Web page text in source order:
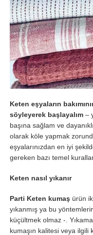
Keten eşyaların
söyleyerek başlayalım –
başına sağlam ve
olarak köle yapmak
eşyalarınızdan en iyi
gereken bazı temel
Keten nasıl yıkanır
Parti Keten kumaş ürün
yıkanmış ya bu
küçültmek olmaz -.
kumaşın kalitesi veya ilgili